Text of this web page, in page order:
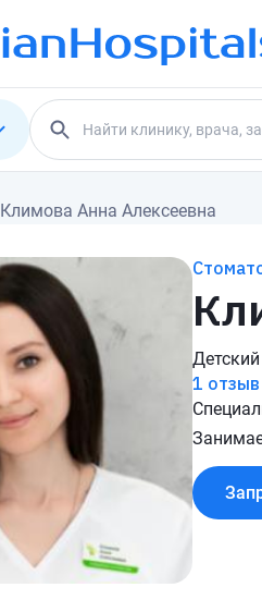
Климова Анна Алексеевна
1 отзыв